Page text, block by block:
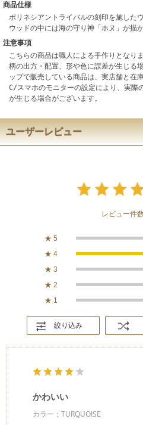
商品仕様
ポリネシアントライバルの刻印を施した
ウッドの中には海の守り神「ホヌ」が描
注意事項
こちらの商品は職人による手作りとなり
柄の出方・配置、形や色に誤差が生じる
ップで販売している商品は、実店舗と在
C/スマホのモニターの設定により、実際
が生じる場合がございます。
ユーザーレビュー
レビュー件
★ 5
★ 4
★ 3
★ 2
★ 1
絞り込み
かわいい
カラー：TURQUOISE